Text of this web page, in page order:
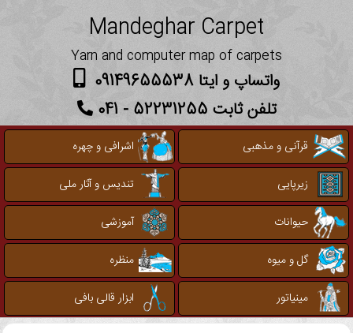
Mandeghar Carpet
Yarn and computer map of carpets
واتساپ و ایتا 09149655538
تلفن ثابت 52231255 - 041
قرآنی و مذهبی
اشرافی و چهره
زیرپایی
تندیس و آثار ملی
حیوانات
آموزشی
گل و میوه
منظره
مینیاتور
ابزار قالی بافی